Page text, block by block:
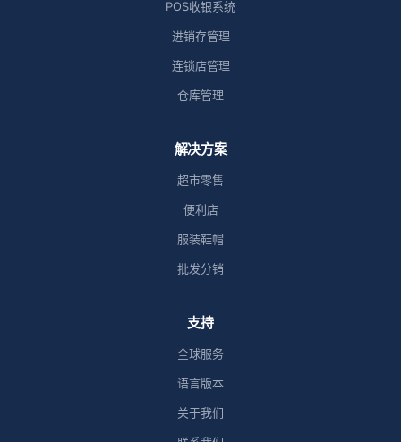
POS收银系统
进销存管理
连锁店管理
仓库管理
解决方案
超市零售
便利店
服装鞋帽
批发分销
支持
全球服务
语言版本
关于我们